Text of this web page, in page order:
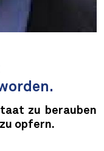
zu berauben
opfern.